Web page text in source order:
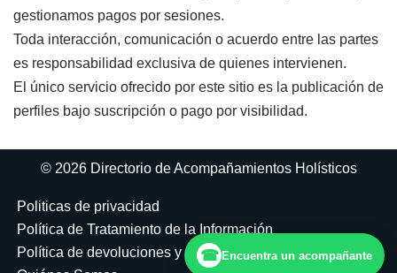
gestionamos pagos por sesiones.
Toda interacción, comunicación o acuerdo entre las partes
es responsabilidad exclusiva de quienes intervienen.
El único servicio ofrecido por este sitio es la publicación de
perfiles bajo suscripción o pago por visibilidad.
© 2026 Directorio de Acompañamientos Holísticos
Politicas de privacidad
Política de Tratamiento de la Información
Política de devoluciones y reembolsos
☎ Encuentra un acompañante